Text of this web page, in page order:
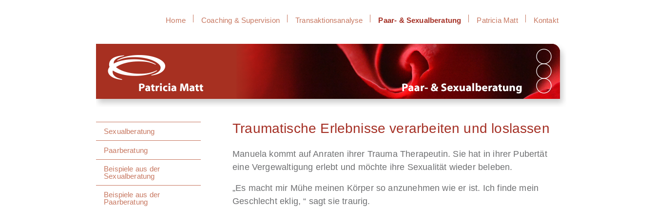
Home Coaching & Supervision Transaktionsanalyse Paar- & Sexualberatung Patricia Matt Kontakt
Sexualberatung
Paarberatung
Beispiele aus der
Sexualberatung
Beispiele aus der
Paarberatung
Traumatische Erlebnisse verarbeiten und loslassen
Manuela kommt auf Anraten ihrer Trauma Therapeutin. Sie hat in ihrer Pubertät
eine Vergewaltigung erlebt und möchte ihre Sexualität wieder beleben.
„Es macht mir Mühe meinen Körper so anzunehmen wie er ist. Ich finde mein
Geschlecht eklig, “ sagt sie traurig.